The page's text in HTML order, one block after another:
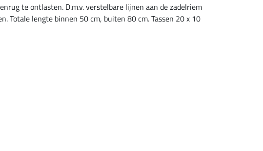
te ontlasten. D.m.v. verstelbare lijnen aan de zadelriem
Totale lengte binnen 50 cm, buiten 80 cm. Tassen 20 x 10